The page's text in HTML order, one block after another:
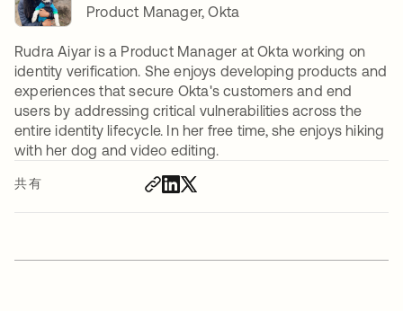
共有
Product Manager, Okta
Rudra Aiyar is a Product Manager at Okta working on
identity verification. She enjoys developing products and
experiences that secure Okta's customers and end
users by addressing critical vulnerabilities across the
entire identity lifecycle. In her free time, she enjoys hiking
with her dog and video editing.